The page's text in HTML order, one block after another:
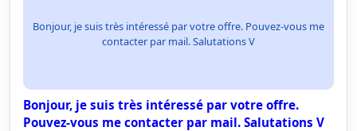
Bonjour, je suis très intéressé par votre offre. Pouvez-vous me
contacter par mail. Salutations V
Bonjour, je suis très intéressé par votre offre.
Pouvez-vous me contacter par mail. Salutations V